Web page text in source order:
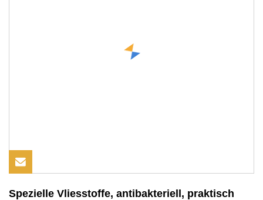
Spezielle Vliesstoffe, antibakteriell, praktisch